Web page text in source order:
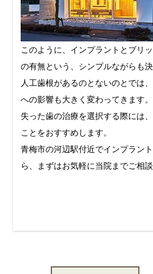
このように、インプラントとブリ
の有無という、シンプルながらも
人工歯根があるのとないのとでは
への影響も大きく変わってきます。
失った歯の治療を選択する際には
ことをおすすめします。
青梅市の河辺駅付近でインプラン
ら、まずはお気軽に当院までご相談